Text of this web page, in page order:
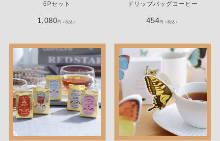
6Pセット
1,080円（税込）
ドリップバッグコーヒー
454円（税込）